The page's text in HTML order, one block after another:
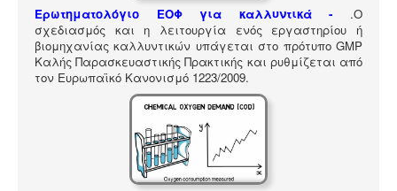
Ερωτηματολόγιο ΕΟΦ για καλλυντικά - .Ο
σχεδιασμός και η λειτουργία ενός εργαστηρίου ή
βιομηχανίας καλλυντικών υπάγεται στο πρότυπο GMP
Καλής Παρασκευαστικής Πρακτικής και ρυθμίζεται από
τον Ευρωπαϊκό Κανονισμό 1223/2009.